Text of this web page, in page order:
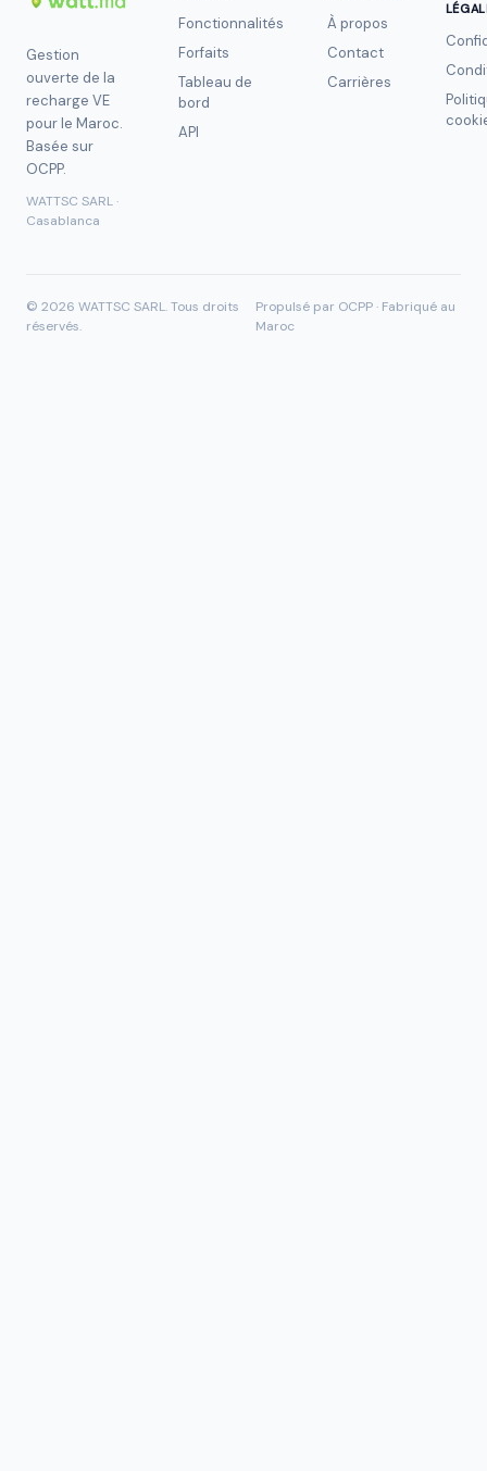
Gestion
ouverte de la
recharge VE
pour le Maroc.
Basée sur
OCPP.
WATTSC SARL ·
Casablanca
Fonctionnalités
Forfaits
Tableau de
bord
API
À propos
Contact
Carrières
© 2026 WATTSC SARL.Tous droits
réservés.
Propulsé par OCPP · Fabriqué au
Maroc